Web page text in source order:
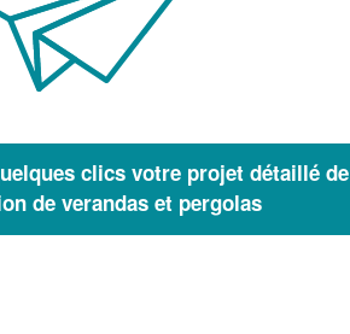
clics votre projet détaillé de
de verandas et pergolas